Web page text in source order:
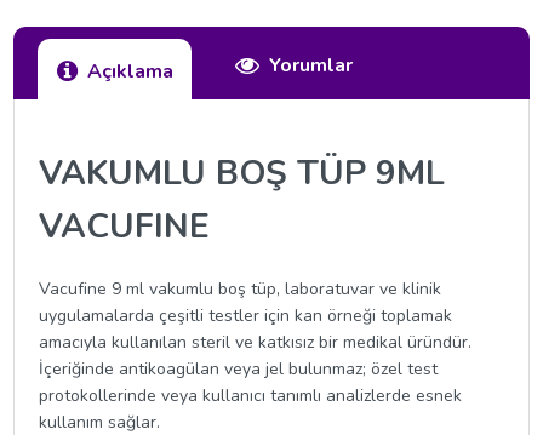
Açıklama Yorumlar
VAKUMLU BOŞ TÜP 9ML
VACUFINE
Vacufine 9 ml vakumlu boş tüp, laboratuvar ve klinik
uygulamalarda çeşitli testler için kan örneği toplamak
amacıyla kullanılan steril ve katkısız bir medikal üründür.
İçeriğinde antikoagülan veya jel bulunmaz; özel test
protokollerinde veya kullanıcı tanımlı analizlerde esnek
kullanım sağlar.